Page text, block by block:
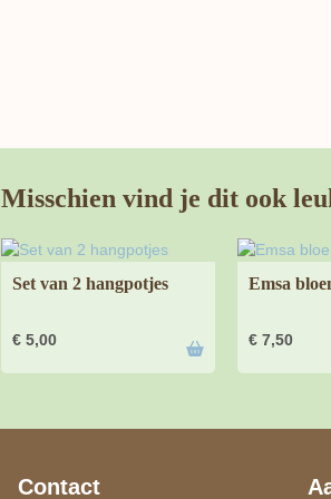
Misschien vind je dit ook
Set van 2 hangpotjes
€ 5,00
Emsa
€ 7,50
Contact